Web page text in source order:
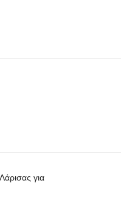
για